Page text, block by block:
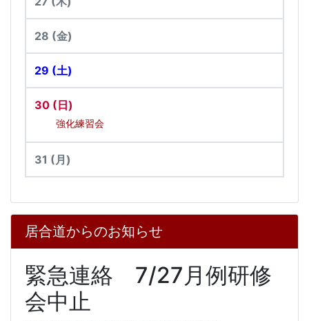
28 (金)
29 (土)
30 (日)
強化練習会
31 (月)
居合道からのお知らせ
緊急連絡 7/27月例研修
会中止